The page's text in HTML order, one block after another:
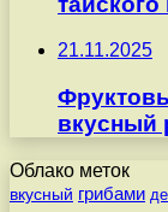
21.11.2025
вкусный
Облако меток
вкусный грибами